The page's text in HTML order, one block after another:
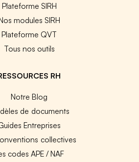
Plateforme SIRH
modules SIRH
Plateforme QVT
Tous nos outils
RH
Notre Blog
de documents
Entreprises
collectives
codes APE / NAF